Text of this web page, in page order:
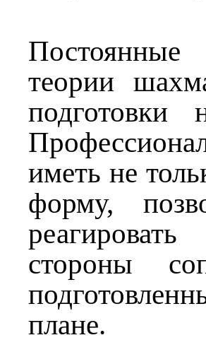
Постоянные
теории
подготовки
иметь не
форму,
стороны
плане.